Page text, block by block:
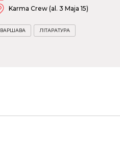
Karma Crew (al. 3 Maja 15)
ВАРШАВА ЛІТАРАТУРА